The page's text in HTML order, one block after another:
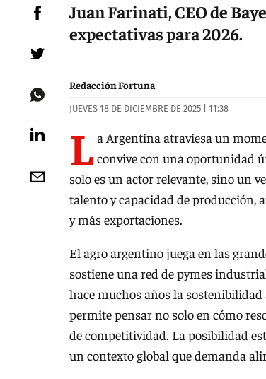
Juan Farinati, CEO de
expectativas para 2026.
Redacción Fortuna
JUEVES 18 DE DICIEMBRE DE 2025 | 11:38
L a Argentina atraviesa un
convive con una oportunidad
solo es un actor relevante, sino un
talento y capacidad de producción,
y más exportaciones.
El agro argentino juega en las
sostiene una red de pymes
hace muchos años la
permite pensar no solo en cómo
de competitividad. La posibilidad
un contexto global que demanda